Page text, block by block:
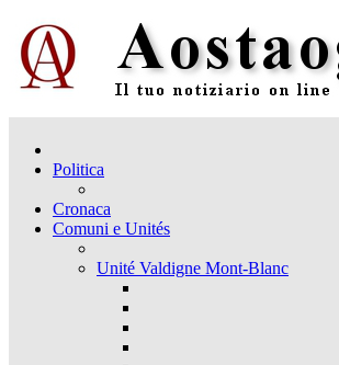
Politica
Cronaca
Comuni e Unités
Unité Valdigne Mont-Blanc